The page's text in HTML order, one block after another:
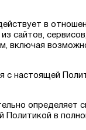
в
сайтов,
включая
с настоящей
определяет
Политикой в